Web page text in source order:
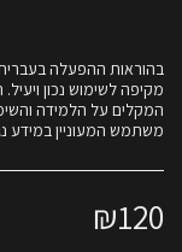
מקיפה לשימוש נכון
המקלים על הלמידה
משתמש המעוניין במידע
₪120